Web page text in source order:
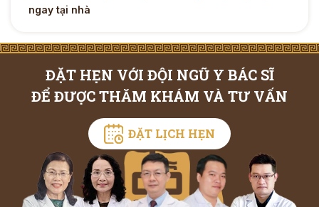
ngay tại nhà
ĐẶT HẸN VỚI ĐỘI NGŨ Y BÁC SĨ
ĐỂ ĐƯỢC THĂM KHÁM VÀ TƯ VẤN
ĐẶT LỊCH HẸN